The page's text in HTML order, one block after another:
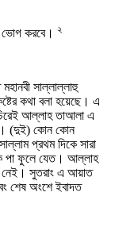
ভোগ করবে। ২
সাল্লাল্লাহু
কথা বলা হয়েছে। এ
আল্লাহ তাআলা এ
(দুই) কোন কোন
প্রথম দিকে সারা
পা ফুলে যেত। আল্লাহ
সুতরাং এ আয়াত
শেষ অংশে ইবাদত